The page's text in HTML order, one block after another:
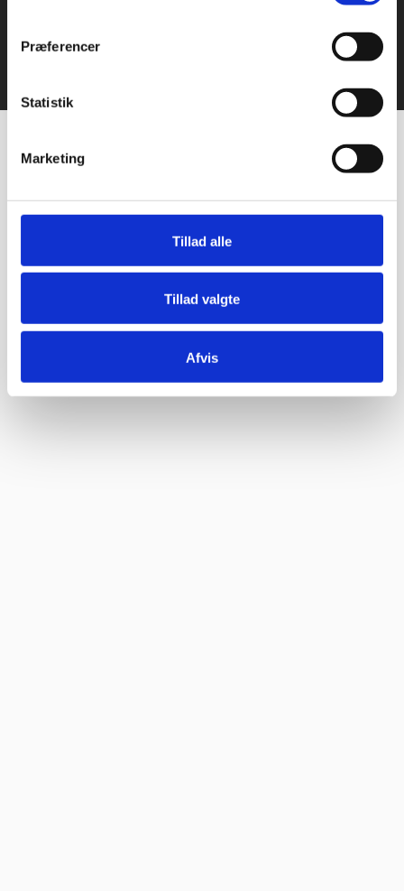
Præferencer
Statistik
Marketing
Tillad alle
Tillad valgte
Afvis